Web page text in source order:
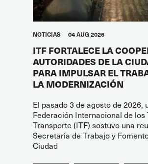
NOTICIAS 04 AUG 2026
ITF FORTALECE LA
AUTORIDADES DE LA
PARA IMPULSAR EL
LA MODERNIZACIÓN
El pasado 3 de agosto de 2026,
Federación Internacional de los
Transporte (ITF) sostuvo una
Secretaría de Trabajo y
Ciudad